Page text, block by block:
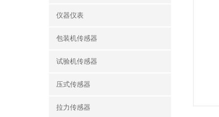
仪器仪表
包装机传感器
试验机传感器
压式传感器
拉力传感器